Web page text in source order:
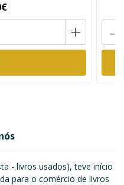
+ -
- livros usados), teve início
para o comércio de livros